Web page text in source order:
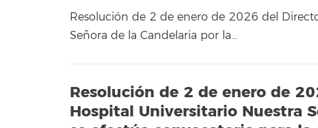
Resolución de 2 de enero de 2026 del
Señora de la Candelaria por la…
Resolución de 2 de enero de
Hospital Universitario Nuestra